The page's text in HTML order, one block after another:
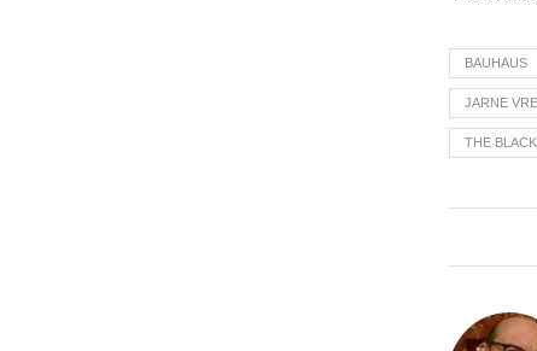
BAUHAUS
JARNE
THE